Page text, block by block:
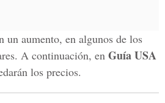
un aumento, en algunos de los
A continuación, en Guía USA
los precios.